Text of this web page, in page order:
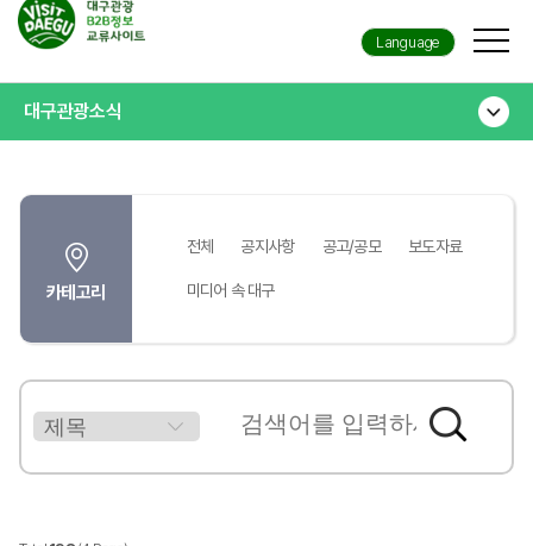
Language
대구관광소식
카테고리
전체 공지사항 공고/공모 보도자료
미디어 속 대구